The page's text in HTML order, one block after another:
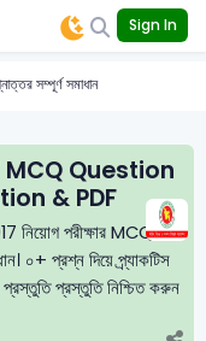
Sign In
সম্পূর্ণ সমাধান
Question
& PDF
নিয়োগ পরীক্ষার MCQ
০+ প্রশ্ন দিয়ে প্র্যাকটিস
প্রস্তুতি নিশ্চিত করুন